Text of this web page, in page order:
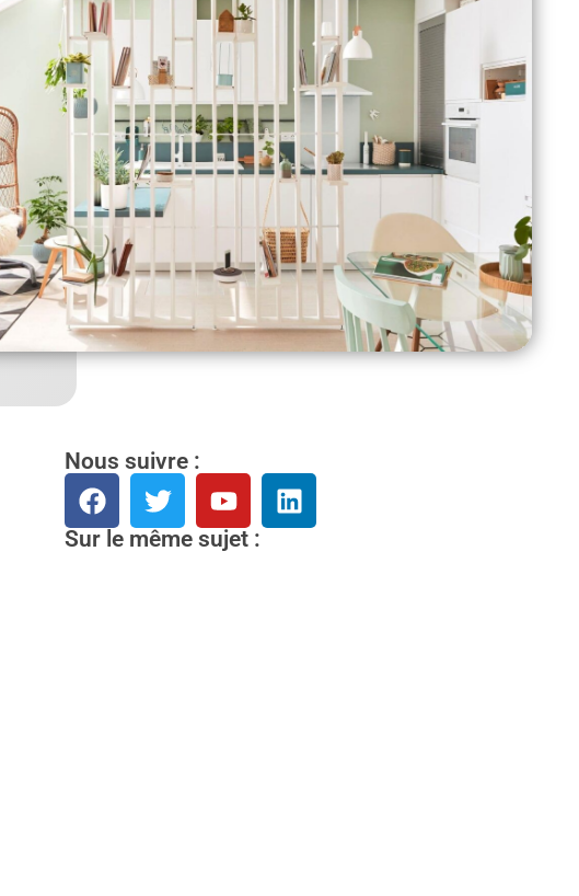
Nous suivre :
Sur le même sujet :